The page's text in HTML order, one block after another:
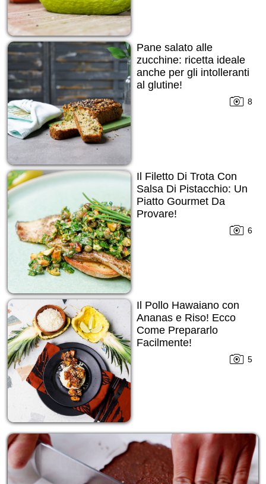
Pane salato alle
zucchine: ricetta ideale
anche per gli intolleranti
al glutine!
8
Il Filetto Di Trota Con
Salsa Di Pistacchio: Un
Piatto Gourmet Da
Provare!
6
Il Pollo Hawaiano con
Ananas e Riso! Ecco
Come Prepararlo
Facilmente!
5